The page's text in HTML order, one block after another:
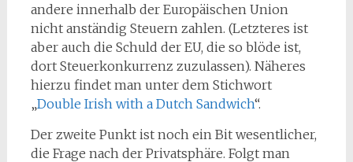
andere innerhalb der Europäischen Union
nicht anständig Steuern zahlen. (Letzteres ist
aber auch die Schuld der EU, die so blöde ist,
dort Steuerkonkurrenz zuzulassen). Näheres
hierzu findet man unter dem Stichwort
„Double Irish with a Dutch Sandwich“.
Der zweite Punkt ist noch ein Bit wesentlicher,
die Frage nach der Privatsphäre. Folgt man